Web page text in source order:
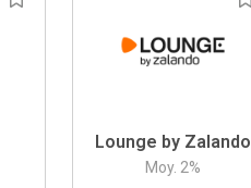
Lounge by Zalando
Moy. 2%